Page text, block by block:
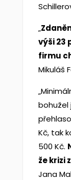
„
výši 23
firmu
Mikuláš
bohužel
Kč, tak
500 Kč.
že krizi
Jana